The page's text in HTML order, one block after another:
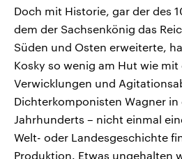
Doch mit Historie, gar der des
dem der Sachsenkönig das
Süden und Osten erweiterte,
Kosky so wenig am Hut wie
Verwicklungen und
Dichterkomponisten Wagner in
Jahrhunderts – nicht einmal
Welt- oder Landesgeschichte
Produktion. Etwas ungehalten